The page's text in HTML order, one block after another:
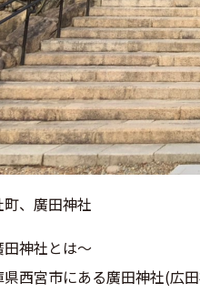
町、廣田神社
田神社とは～
県西宮市にある廣田神社(広